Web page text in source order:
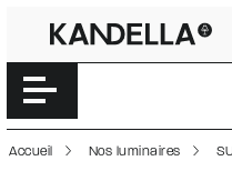
Accéder directement au
Accueil Nos luminaires